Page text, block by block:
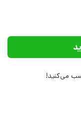
می‌کنید!